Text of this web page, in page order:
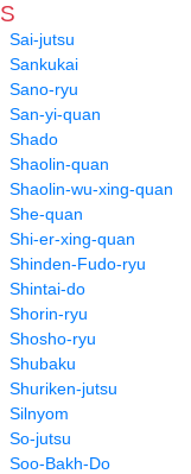
S
Sai-jutsu
Sankukai
Sano-ryu
San-yi-quan
Shado
Shaolin-quan
Shaolin-wu-xing-quan
She-quan
Shi-er-xing-quan
Shinden-Fudo-ryu
Shintai-do
Shorin-ryu
Shosho-ryu
Shubaku
Shuriken-jutsu
Silnyom
So-jutsu
Soo-Bakh-Do